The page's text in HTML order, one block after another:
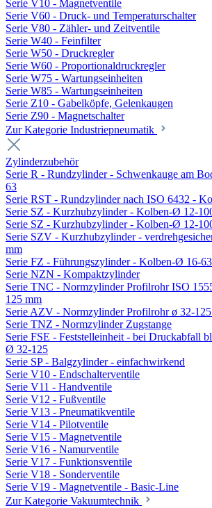
Serie V10 - Magnetventile
Serie V60 - Druck- und Temperaturschalter
Serie V80 - Zähler- und Zeitventile
Serie W40 - Feinfilter
Serie W50 - Druckregler
Serie W60 - Proportionaldruckregler
Serie W75 - Wartungseinheiten
Serie W85 - Wartungseinheiten
Serie Z10 - Gabelköpfe, Gelenkaugen
Serie Z90 - Magnetschalter
Zur Kategorie Industriepneumatik
Zylinderzubehör
Serie R - Rundzylinder - Schwenkauge am
63
Serie RST - Rundzylinder nach ISO 6432 -
Serie SZ - Kurzhubzylinder - Kolben-Ø 12-
Serie SZ - Kurzhubzylinder - Kolben-Ø 12-
Serie SZV - Kurzhubzylinder -
mm
Serie FZ - Führungszylinder - Kolben-Ø 16-
Serie NZN - Kompaktzylinder
Serie TNC - Normzylinder Profilrohr ISO
125 mm
Serie AZV - Normzylinder Profilrohr ø 32-
Serie TNZ - Normzylinder Zugstange
Serie FSE - Feststelleinheit - bei Druckabfall
Ø 32-125
Serie SP - Balgzylinder - einfachwirkend
Serie V10 - Endschalterventile
Serie V11 - Handventile
Serie V12 - Fußventile
Serie V13 - Pneumatikventile
Serie V14 - Pilotventile
Serie V15 - Magnetventile
Serie V16 - Namurventile
Serie V17 - Funktionsventile
Serie V18 - Sonderventile
Serie V19 - Magnetventile - Basic-Line
Zur Kategorie Vakuumtechnik